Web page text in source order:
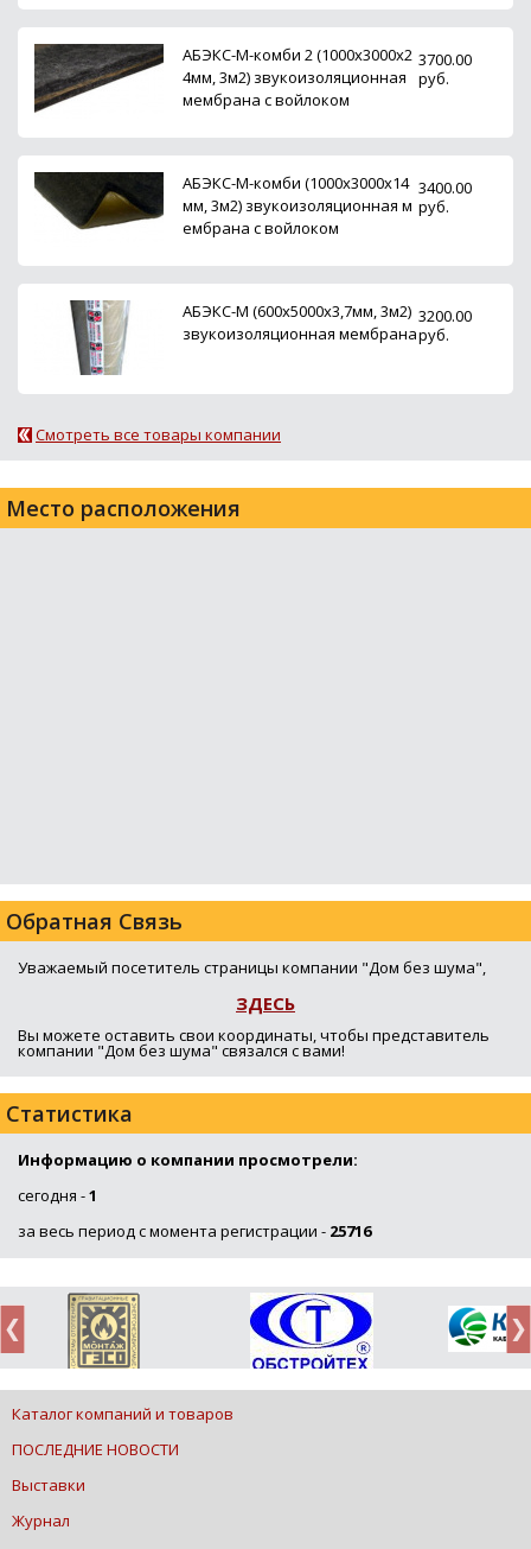
АБЭКС-М-комби 2 (1000x3000x2
4мм, 3м2) звукоизоляционная
мембрана с войлоком
3700.00
руб.
АБЭКС-М-комби (1000x3000x14
мм, 3м2) звукоизоляционная м
ембрана с войлоком
3400.00
руб.
АБЭКС-М (600x5000x3,7мм, 3м2)
звукоизоляционная мембрана
3200.00
руб.
Смотреть все товары компании
Место расположения
Обратная Связь
Уважаемый посетитель страницы компании "Дом без шума",
ЗДЕСЬ
Вы можете оставить свои координаты, чтобы представитель
компании "Дом без шума" связался с вами!
Статистика
Информацию о компании просмотрели:
сегодня -1
за весь период с момента регистрации - 25716
Каталог компаний и товаров
ПОСЛЕДНИЕ НОВОСТИ
Выставки
Журнал